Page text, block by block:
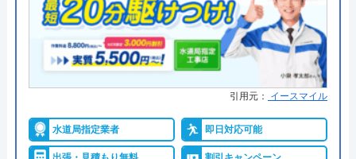
い決済、クレジットカード
年間25万件、累計500万件の修理交
換実績
●保証・保険
工事保証12年・商品保証10年(最
詳細は公式HPでご確認ください
引用元： イースマイル
水道局指定業者 即日対応可能